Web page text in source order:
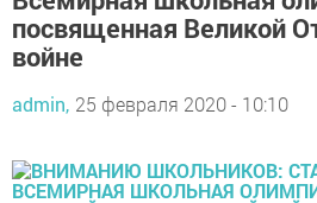
посвященная Великой
войне
admin, 25 февраля 2020 - 10:10